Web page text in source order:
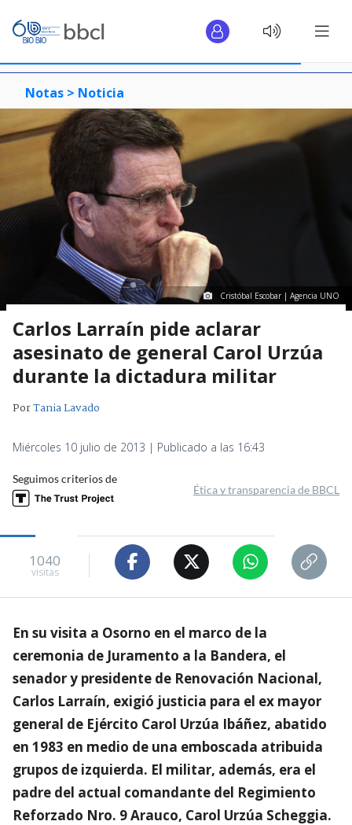
Notas > Noticia
Cristóbal Escobar | Agencia UNO
Carlos Larraín pide aclarar
asesinato de general Carol Urzúa
durante la dictadura militar
PorTania Lavado
Miércoles 10 julio de 2013 | Publicado a las 16:43
Seguimos criterios de
Ética y transparencia de BBCL
1040
visitas
En su visita a Osorno en el marco de la
ceremonia de Juramento a la Bandera, el
senador y presidente de Renovación Nacional,
Carlos Larraín, exigió justicia para el ex mayor
general de Ejército Carol Urzúa Ibáñez, abatido
en 1983 en medio de una emboscada atribuida
grupos de izquierda. El militar, además, era el
padre del actual comandante del Regimiento
Reforzado Nro. 9 Arauco, Carol Urzúa Scheggia.